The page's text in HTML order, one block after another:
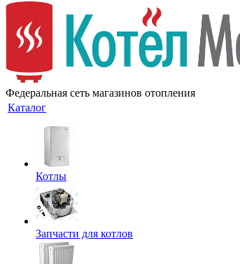
Федеральная сеть магазинов отопления
Каталог
Котлы
Запчасти для котлов